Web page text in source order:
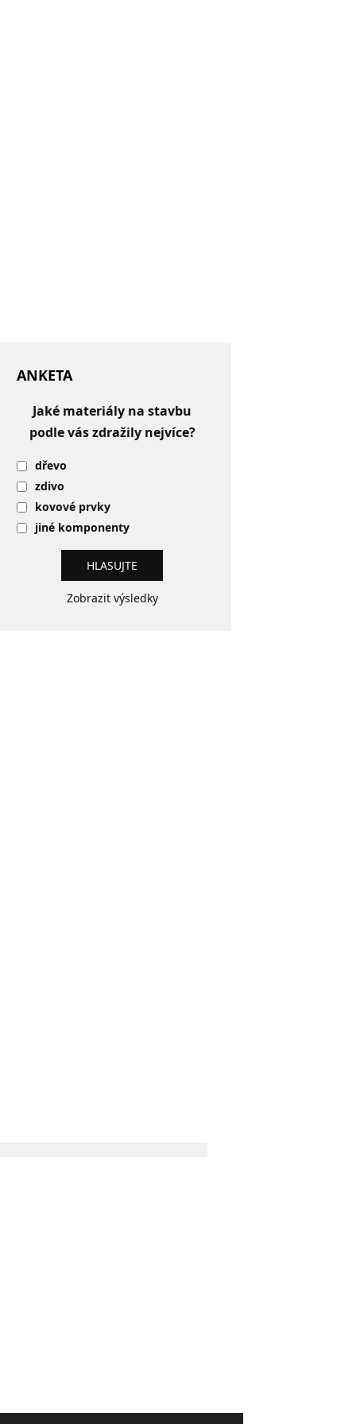
ANKETA
Jaké materiály na stavbu
podle vás zdražily nejvíce?
dřevo
zdivo
kovové prvky
jiné komponenty
Zobrazit výsledky